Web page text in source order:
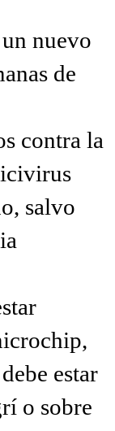
nuevo
de
contra la
salvo
estar
o sobre